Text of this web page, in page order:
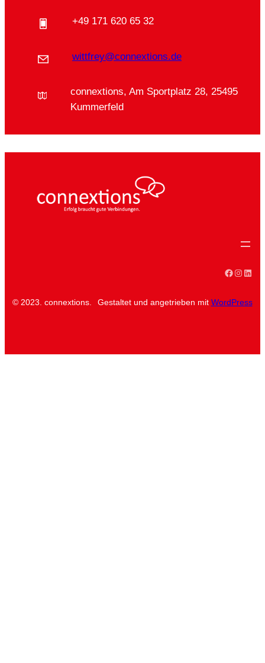
+49 171 620 65 32
wittfrey@connextions.de
connextions, Am Sportplatz 28, 25495
Kummerfeld
Facebook
© 2023. connextions. Gestaltet und angetrieben mit WordPress